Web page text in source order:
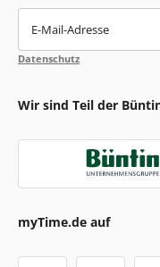
E-Mail-Adresse
Datenschutz
Wir sind Teil der
myTime.de auf